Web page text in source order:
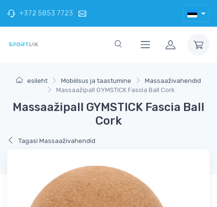
+372 5853 7723
esileht Mobiilsus ja taastumine
Massaaživahendid
Massaažipall GYMSTICK Fascia Ball Cork
Massaažipall GYMSTICK Fascia Ball
Cork
Tagasi Massaaživahendid